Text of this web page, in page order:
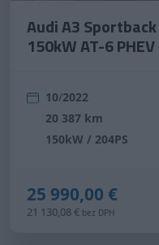
Audi A3
150kW AT-6 PHEV
10/2022
20 387 km
150kW / 204PS
25 990,00 €
21 130,08 € bez DPH